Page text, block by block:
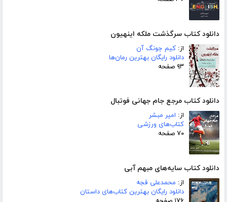
دانلود کتاب سرگذشت ملکه اینهیون
از: کیم جونگ آن
دانلود رایگان بهترین رمان‌ها
۹۳ صفحه
دانلود کتاب مرجع جام جهانی فوتبال
از: امیر مبشر
کتاب‌های ورزشی
۷۰ صفحه
دانلود کتاب سایه‌های مبهم آبی
از: محمدعلی قجه
دانلود رایگان بهترین کتاب‌های داستان